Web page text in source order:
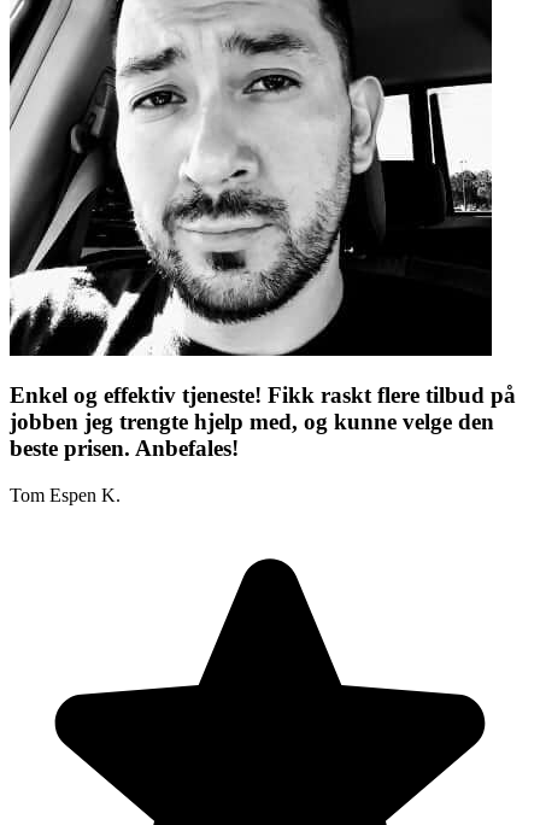
Enkel og effektiv tjeneste! Fikk raskt flere tilbud på
jobben jeg trengte hjelp med, og kunne velge den
beste prisen. Anbefales!
Tom Espen K.